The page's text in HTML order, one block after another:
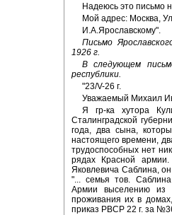
Надеюсь это письмо
Мой адрес: Москва,
И.А.Ярославскому".
Письмо
1926 г.
В следующем
республики.
"23/V-26 г.
Уважаемый Михаил
Я гр-ка хутора
Сталинградской
года, два сына,
настоящего времени,
трудоспособных нет
рядах Красной
Яковлевича Саблина,
"... семья тов.
Армии выселению из
проживания их в
приказ РВСР 22 г. за